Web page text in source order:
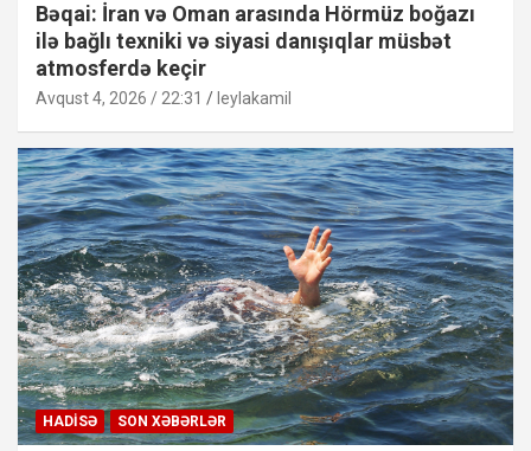
Bəqai: İran və Oman arasında Hörmüz boğazı
ilə bağlı texniki və siyasi danışıqlar müsbət
atmosferdə keçir
Avqust 4, 2026 / 22:31 leylakamil
HADISƏ SON XƏBƏRLƏR